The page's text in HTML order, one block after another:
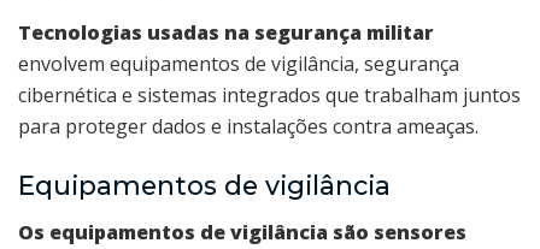
Tecnologias usadas na segurança militar
envolvem equipamentos de vigilância, segurança
cibernética e sistemas integrados que trabalham juntos
para proteger dados e instalações contra ameaças.
Equipamentos de vigilância
Os equipamentos de vigilância são sensores